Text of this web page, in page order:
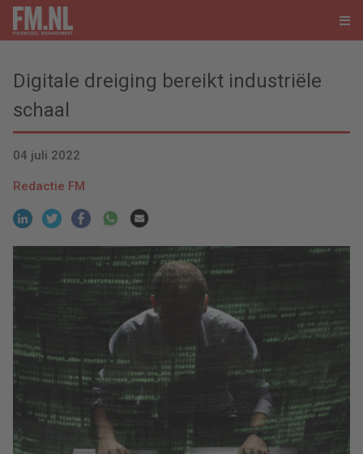
Digitale dreiging bereikt industriële
schaal
04 juli 2022
Redactie FM